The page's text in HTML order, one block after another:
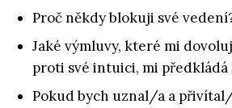
Proč někdy blokuji své
Jaké výmluvy, které mi
proti své intuici, mi předkládá
Pokud bych uznal/a a